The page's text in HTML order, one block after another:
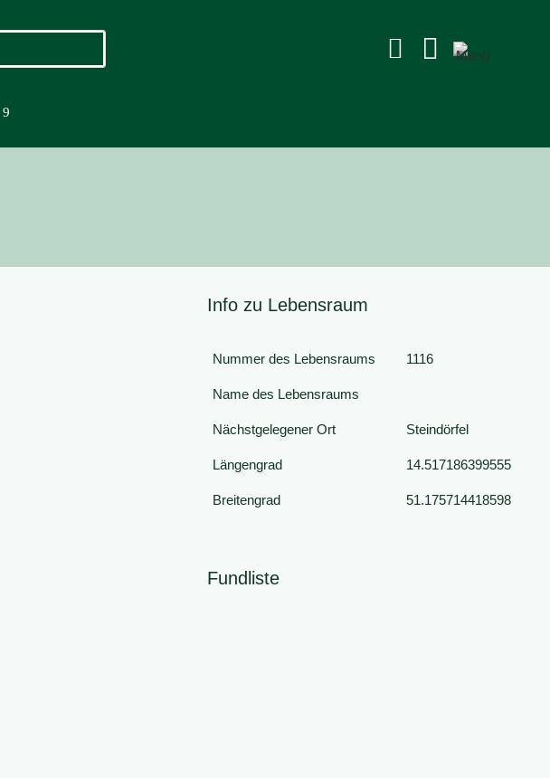
 
9
Info zu Lebensraum
Nummer des Lebensraums 1116
Name des Lebensraums
Nächstgelegener Ort Steindörfel
Längengrad 14.517186399555
Breitengrad 51.175714418598
Fundliste